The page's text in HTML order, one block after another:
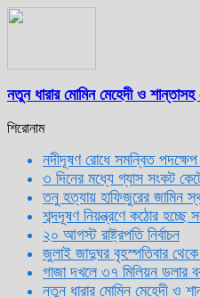
নতুন ধারার মোমিন মেহেদী ও
শিরোনাম
নদীদূষণ রোধে সমন্বিত
৩ দিনের মধ্যে গ্যাস সংকট
তনু হত্যায় হাফিজুরের জামিন
শব্দদূষণ নিয়ন্ত্রণে কঠোর হচ্ছে
২০ আগস্ট রাষ্ট্রপতি নির্বাচন
জুলাই জাদুঘর বৃহস্পতিবার
গাজা দখলে ৩৭ মিলিয়ন ডলার
নতুন ধারার মোমিন মেহেদী ও